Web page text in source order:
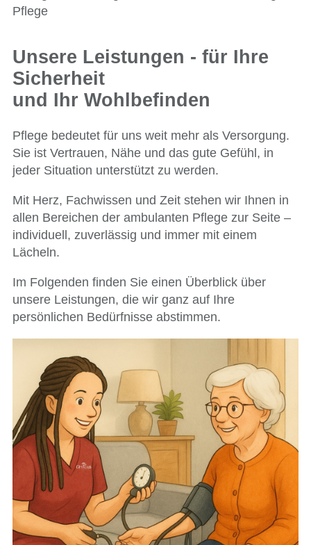
Pflege
Unsere Leistungen - für Ihre
Sicherheit
und Ihr Wohlbefinden
Pflege bedeutet für uns weit mehr als Versorgung.
Sie ist Vertrauen, Nähe und das gute Gefühl, in
jeder Situation unterstützt zu werden.
Mit Herz, Fachwissen und Zeit stehen wir Ihnen in
allen Bereichen der ambulanten Pflege zur Seite –
individuell, zuverlässig und immer mit einem
Lächeln.
Im Folgenden finden Sie einen Überblick über
unsere Leistungen, die wir ganz auf Ihre
persönlichen Bedürfnisse abstimmen.